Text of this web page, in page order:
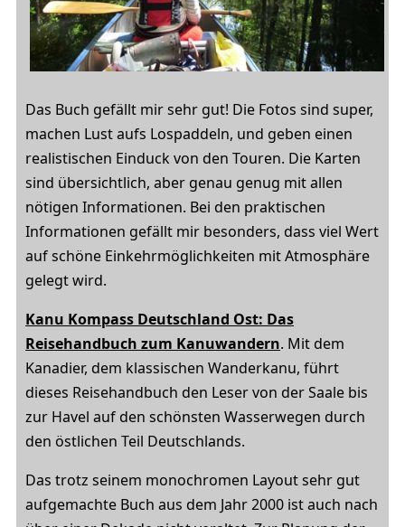
Das Buch gefällt mir sehr gut! Die Fotos sind super,
machen Lust aufs Lospaddeln, und geben einen
realistischen Einduck von den Touren. Die Karten
sind übersichtlich, aber genau genug mit allen
nötigen Informationen. Bei den praktischen
Informationen gefällt mir besonders, dass viel Wert
auf schöne Einkehrmöglichkeiten mit Atmosphäre
gelegt wird.
Kanu Kompass Deutschland Ost: Das
Reisehandbuch zum Kanuwandern. Mit dem
Kanadier, dem klassischen Wanderkanu, führt
dieses Reisehandbuch den Leser von der Saale bis
zur Havel auf den schönsten Wasserwegen durch
den östlichen Teil Deutschlands.
Das trotz seinem monochromen Layout sehr gut
aufgemachte Buch aus dem Jahr 2000 ist auch nach